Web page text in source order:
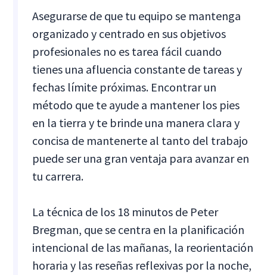
Asegurarse de que tu equipo se mantenga
organizado y centrado en sus objetivos
profesionales no es tarea fácil cuando
tienes una afluencia constante de tareas y
fechas límite próximas. Encontrar un
método que te ayude a mantener los pies
en la tierra y te brinde una manera clara y
concisa de mantenerte al tanto del trabajo
puede ser una gran ventaja para avanzar en
tu carrera.
La técnica de los 18 minutos de Peter
Bregman, que se centra en la planificación
intencional de las mañanas, la reorientación
horaria y las reseñas reflexivas por la noche,